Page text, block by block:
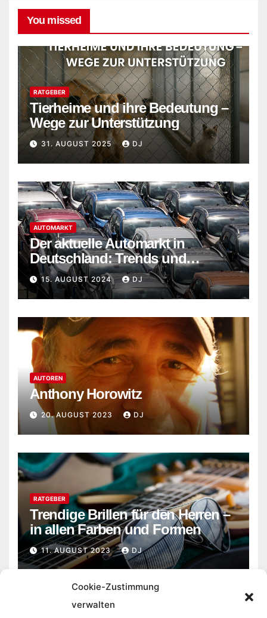
Cookie-Zustimmung
verwalten
You missed
RATGEBER
Tierheime und ihre Bedeutung –
Wege zur Unterstützung
31. AUGUST 2025 DJ
AUTOMARKT
Der aktuelle Automarkt in
Deutschland: Trends und
Entwicklungen im Jahr 2024
15. AUGUST 2024 DJ
AUTOREN
Anthony Horowitz
20. AUGUST 2023 DJ
RATGEBER
Trendige Brillen für den Herren –
in allen Farben und Formen
11. AUGUST 2023 DJ